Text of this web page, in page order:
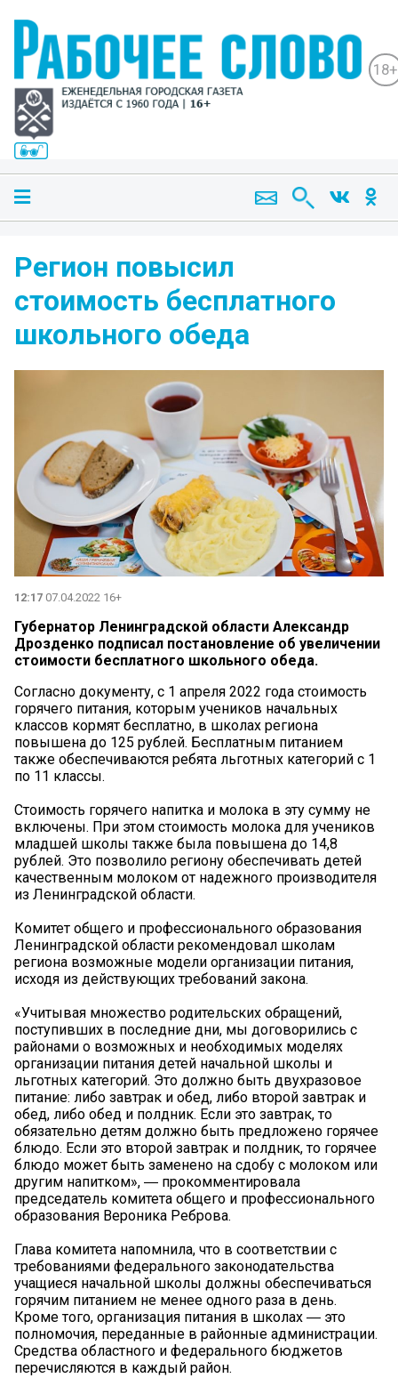
18+
Регион повысил
стоимость бесплатного
школьного обеда
12:17 07.04.2022 16+
Губернатор Ленинградской области Александр
Дрозденко подписал постановление об увеличении
стоимости бесплатного школьного обеда.
Согласно документу, с 1 апреля 2022 года стоимость
горячего питания, которым учеников начальных
классов кормят бесплатно, в школах региона
повышена до 125 рублей. Бесплатным питанием
также обеспечиваются ребята льготных категорий с 1
по 11 классы.
Стоимость горячего напитка и молока в эту сумму не
включены. При этом стоимость молока для учеников
младшей школы также была повышена до 14,8
рублей. Это позволило региону обеспечивать детей
качественным молоком от надежного производителя
из Ленинградской области.
Комитет общего и профессионального образования
Ленинградской области рекомендовал школам
региона возможные модели организации питания,
исходя из действующих требований закона.
«Учитывая множество родительских обращений,
поступивших в последние дни, мы договорились с
районами о возможных и необходимых моделях
организации питания детей начальной школы и
льготных категорий. Это должно быть двухразовое
питание: либо завтрак и обед, либо второй завтрак и
обед, либо обед и полдник. Если это завтрак, то
обязательно детям должно быть предложено горячее
блюдо. Если это второй завтрак и полдник, то горячее
блюдо может быть заменено на сдобу с молоком или
другим напитком», ― прокомментировала
председатель комитета общего и профессионального
образования Вероника Реброва.
Глава комитета напомнила, что в соответствии с
требованиями федерального законодательства
учащиеся начальной школы должны обеспечиваться
горячим питанием не менее одного раза в день.
Кроме того, организация питания в школах ― это
полномочия, переданные в районные администрации.
Средства областного и федерального бюджетов
перечисляются в каждый район.